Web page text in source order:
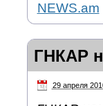
NEWS.am
ГНКАР
29 апреля